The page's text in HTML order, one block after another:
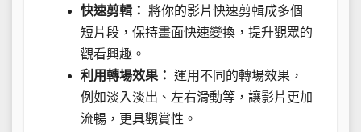
快速剪輯： 將你的影片快速剪輯成多個
短片段，保持畫面快速變換，提升觀眾的
觀看興趣。
利用轉場效果： 運用不同的轉場效果，
例如淡入淡出、左右滑動等，讓影片更加
流暢，更具觀賞性。